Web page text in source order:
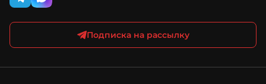
Подписка на рассылку